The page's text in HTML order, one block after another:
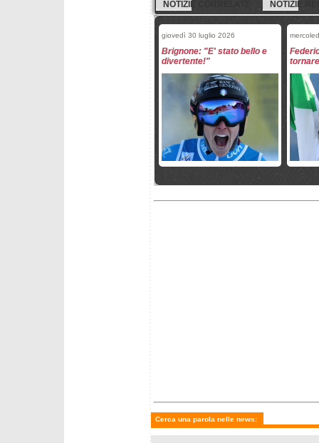
NOTIZIE CORRELATE NOTIZIE
giovedì 30 luglio 2026
Brignone: "E' stato bello e
divertente!"
ricevuto l'Ambrogino d'oro
Cerca una parola nelle news: